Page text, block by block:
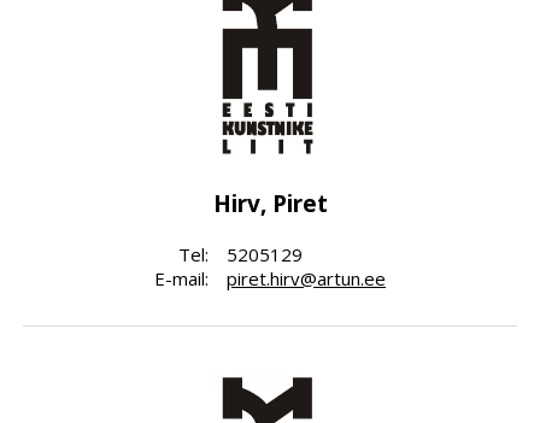
Hirv, Piret
Tel:
E-mail:
5205129
piret.hirv@artun.ee